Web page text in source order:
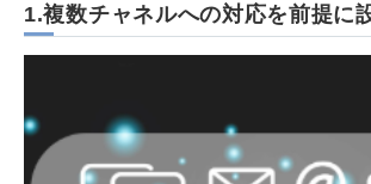
1.複数チャネルへの対応を前提に